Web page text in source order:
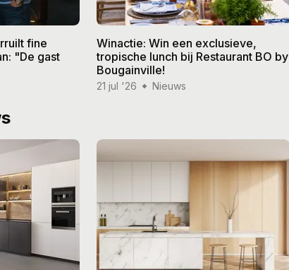
fine
"De gast
Winactie: Win een exclusieve,
tropische lunch bij Restaurant BO by
Bougainville!
21 jul '26 Nieuws